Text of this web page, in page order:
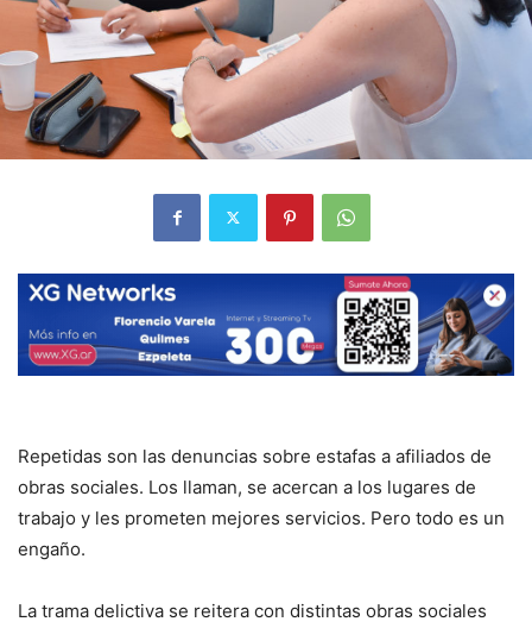
Repetidas son las denuncias sobre estafas a afiliados de
obras sociales. Los llaman, se acercan a los lugares de
trabajo y les prometen mejores servicios. Pero todo es un
engaño.
La trama delictiva se reitera con distintas obras sociales